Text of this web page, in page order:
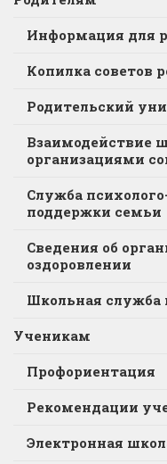
Информация для
Копилка советов
Родительский
Взаимодействие
организациями
Служба
поддержки семьи
Сведения об
оздоровлении
Школьная
Ученикам
Профориентация
Рекомендации
Электронная